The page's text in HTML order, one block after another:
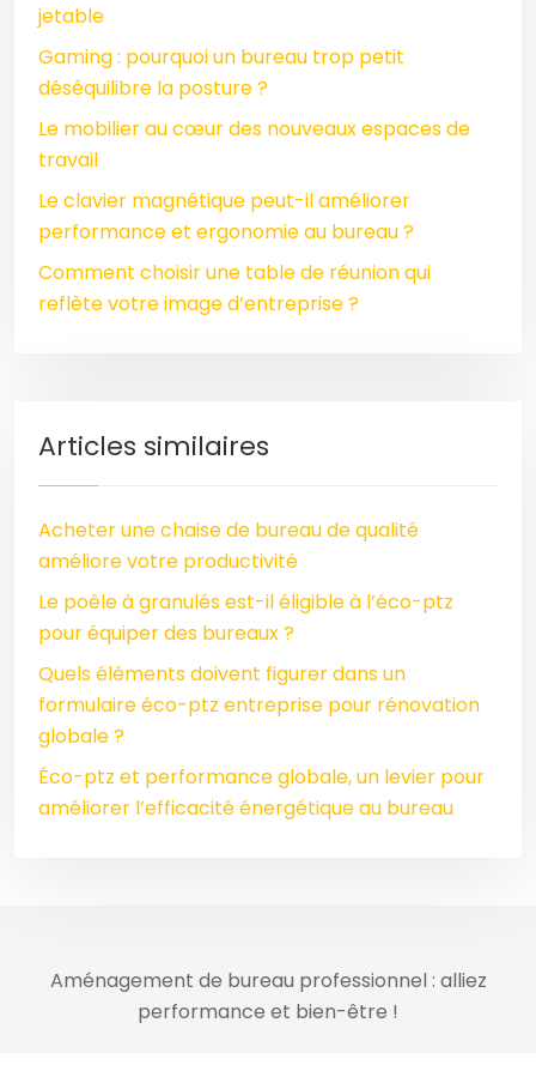
jetable
Gaming : pourquoi un bureau trop petit
déséquilibre la posture ?
Le mobilier au cœur des nouveaux espaces de
travail
Le clavier magnétique peut-il améliorer
performance et ergonomie au bureau ?
Comment choisir une table de réunion qui
reflète votre image d’entreprise ?
Articles similaires
Acheter une chaise de bureau de qualité
améliore votre productivité
Le poêle à granulés est-il éligible à l’éco-ptz
pour équiper des bureaux ?
Quels éléments doivent figurer dans un
formulaire éco-ptz entreprise pour rénovation
globale ?
Éco-ptz et performance globale, un levier pour
améliorer l’efficacité énergétique au bureau
Aménagement de bureau professionnel : alliez
performance et bien-être !